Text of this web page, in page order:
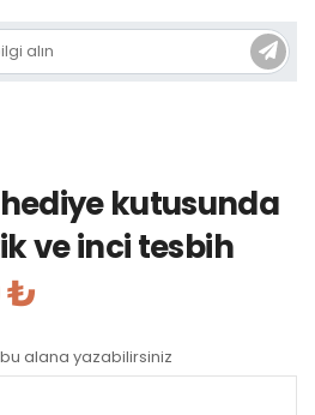
kutusunda
ve inci tesbih
₺
alana yazabilirsiniz